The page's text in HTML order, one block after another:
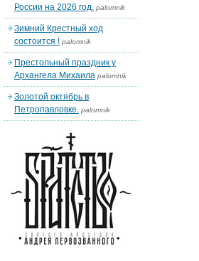
России на 2026 год. palomnik
Зимний Крестный ход
состоится ! palomnik
Престольный праздник у
Архангела Михаила palomnik
Золотой октябрь в
Петропавловке. palomnik